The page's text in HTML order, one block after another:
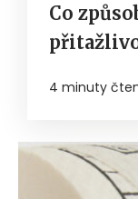
Co
4 minuty